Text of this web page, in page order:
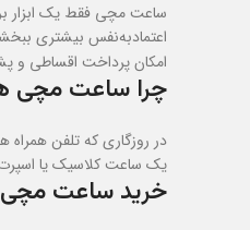
ساعت مچی فقط یک ابزار
اعتمادبه‌نفس بیشتری
امکان پرداخت اقساطی و
چرا ساعت مچی
در روزگاری که تلفن
یک ساعت کلاسیک یا اسپرت
خرید ساعت مچی